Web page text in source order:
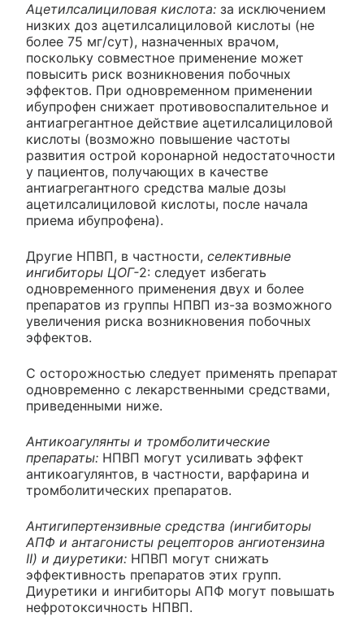
Ацетилсалициловая кислота: за исключением
низких доз ацетилсалициловой кислоты (не
более 75 мг/сут), назначенных врачом,
поскольку совместное применение может
повысить риск возникновения побочных
эффектов. При одновременном применении
ибупрофен снижает противовоспалительное и
антиагрегантное действие ацетилсалициловой
кислоты (возможно повышение частоты
развития острой коронарной недостаточности
у пациентов, получающих в качестве
антиагрегантного средства малые дозы
ацетилсалициловой кислоты, после начала
приема ибупрофена).
Другие НПВП, в частности, селективные
ингибиторы ЦОГ-2: следует избегать
одновременного применения двух и более
препаратов из группы НПВП из-за возможного
увеличения риска возникновения побочных
эффектов.
С осторожностью следует применять препарат
одновременно с лекарственными средствами,
приведенными ниже.
Антикоагулянты и тромболитические
препараты: НПВП могут усиливать эффект
антикоагулянтов, в частности, варфарина и
тромболитических препаратов.
Антигипертензивные средства (ингибиторы
АПФ и антагонисты рецепторов ангиотензина
II) и диуретики: НПВП могут снижать
эффективность препаратов этих групп.
Диуретики и ингибиторы АПФ могут повышать
нефротоксичность НПВП.